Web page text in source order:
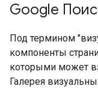
Google
Под термином
компоненты
которыми может
Галерея